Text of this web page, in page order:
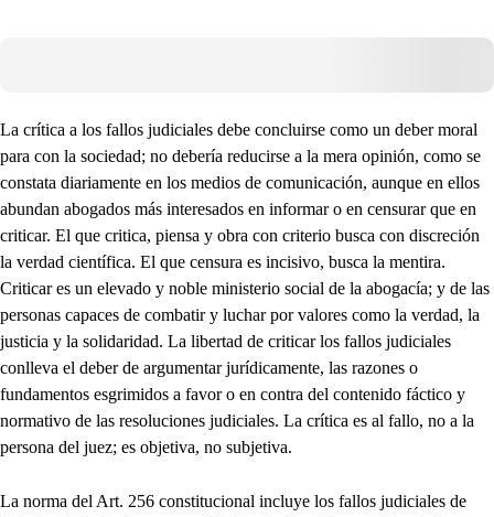
La crítica a los fallos judiciales debe concluirse como un deber moral
para con la sociedad; no debería reducirse a la mera opinión, como se
constata diariamente en los medios de comunicación, aunque en ellos
abundan abogados más interesados en informar o en censurar que en
criticar. El que critica, piensa y obra con criterio busca con discreción
la verdad científica. El que censura es incisivo, busca la mentira.
Criticar es un elevado y noble ministerio social de la abogacía; y de las
personas capaces de combatir y luchar por valores como la verdad, la
justicia y la solidaridad. La libertad de criticar los fallos judiciales
conlleva el deber de argumentar jurídicamente, las razones o
fundamentos esgrimidos a favor o en contra del contenido fáctico y
normativo de las resoluciones judiciales. La crítica es al fallo, no a la
persona del juez; es objetiva, no subjetiva.
La norma del Art. 256 constitucional incluye los fallos judiciales de